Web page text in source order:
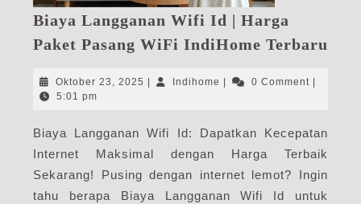
Biaya Langganan Wifi Id | Harga
Paket Pasang WiFi IndiHome Terbaru
Oktober 23, 2025 OktoberIndihome Indihome0 Comment
5:01 pm
Biaya Langganan Wifi Id: Dapatkan Kecepatan
Internet Maksimal dengan Harga Terbaik
Sekarang! Pusing dengan internet lemot? Ingin
tahu berapa Biaya Langganan Wifi Id untuk